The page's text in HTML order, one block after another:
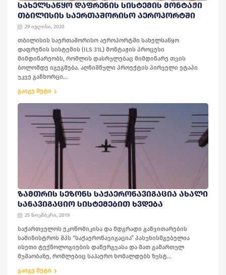
ᲡᲐᲮᲔᲚᲡᲐᲬᲧᲝ ᲓᲐᲤᲠᲔᲜᲘᲡ ᲡᲘᲡᲢᲔᲛᲘᲡ ᲛᲝᲜᲢᲐᲟᲘ
ᲗᲑᲘᲚᲘᲡᲘᲡ ᲡᲐᲔᲠᲗᲐᲨᲝᲠᲘᲡᲝ ᲐᲔᲠᲝᲞᲝᲠᲢᲨᲘ
29 ივლისი, 2020
თბილისის საერთაშორისო აეროპორტში სახელსაწყო
დაფრენის სისტემის (ILS 31L) მონტაჟის პროცესი
მიმდინარეობს, რომლის დასრულებაც მიმდინარე თვის
ბოლომდე იგეგმება. აღნიშნული პროექტის პირველი ეტაპი
უკვე განხორცი...
გაიგე მეტი
ᲖᲐᲛᲗᲠᲘᲡ ᲡᲔᲖᲝᲜᲡ ᲡᲐᲥᲐᲔᲠᲝᲜᲐᲕᲘᲒᲐᲪᲘᲐ ᲐᲮᲐᲚᲘ
ᲡᲐᲜᲐᲕᲘᲒᲐᲪᲘᲝ ᲡᲘᲡᲢᲔᲛᲔᲑᲘᲗ ᲮᲕᲓᲔᲑᲐ
25 ნოემბერი, 2019
საქართველოს ეკონომიკისა და მდგრადი განვითარების
სამინისტროს შპს “საქაერონავიგაცია” პასუხისმგებელია
ისეთი ტექნოლოგიების დანერგვასა და მათ გამართულ
მუშაობაზე, რომლებიც საჰაერო ხომალდებს ზუსტ...
გაიგე მეტი